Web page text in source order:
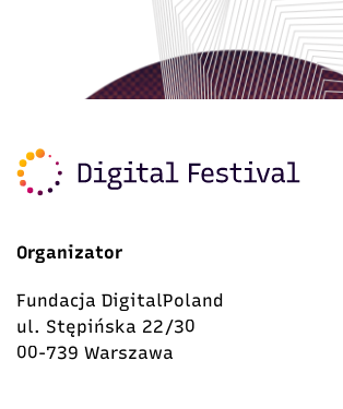
Organizator
Fundacja DigitalPoland
ul. Stępińska 22/30
00-739 Warszawa